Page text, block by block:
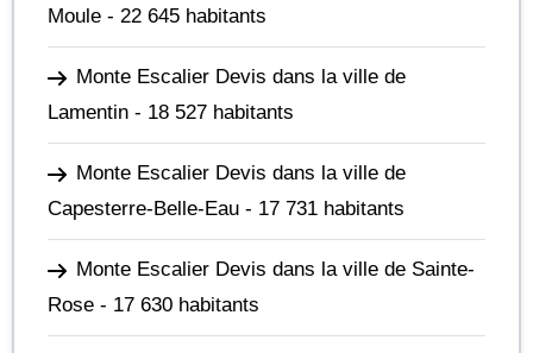
Moule - 22 645 habitants
Monte Escalier Devis dans la ville de
Lamentin - 18 527 habitants
Monte Escalier Devis dans la ville de
Capesterre-Belle-Eau - 17 731 habitants
Monte Escalier Devis dans la ville de Sainte-
Rose - 17 630 habitants